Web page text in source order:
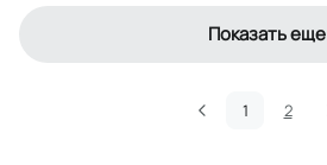
Показать еще
1 2